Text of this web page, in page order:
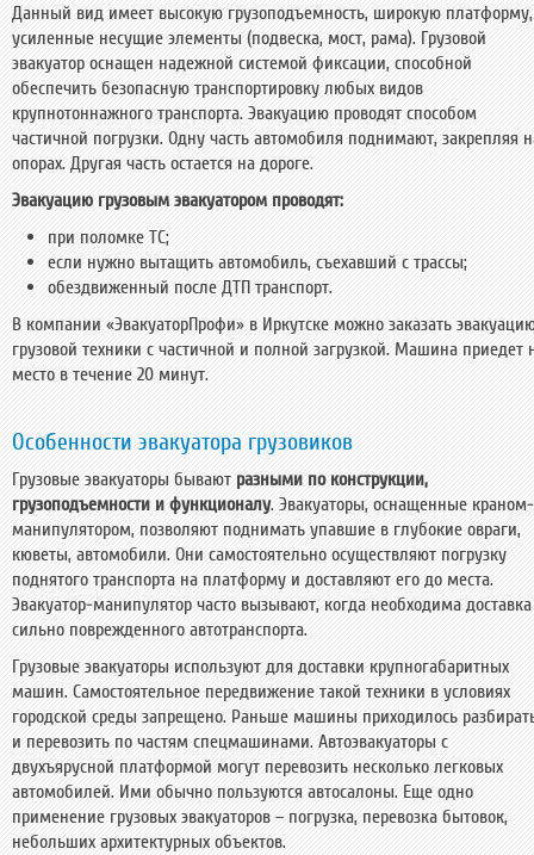
Данный вид имеет высокую грузоподъемность, широкую платформу,
усиленные несущие элементы (подвеска, мост, рама). Грузовой
эвакуатор оснащен надежной системой фиксации, способной
обеспечить безопасную транспортировку любых видов
крупнотоннажного транспорта. Эвакуацию проводят способом
частичной погрузки. Одну часть автомобиля поднимают, закрепляя
опорах. Другая часть остается на дороге.
Эвакуацию грузовым эвакуатором проводят:
при поломке ТС;
если нужно вытащить автомобиль, съехавший с трассы;
обездвиженный после ДТП транспорт.
В компании «ЭвакуаторПрофи» в Иркутске можно заказать
грузовой техники с частичной и полной загрузкой. Машина приедет
место в течение 20 минут.
Особенности эвакуатора грузовиков
Грузовые эвакуаторы бывают разными по конструкции,
грузоподъемности и функционалу. Эвакуаторы, оснащенные краном-
манипулятором, позволяют поднимать упавшие в глубокие овраги,
кюветы, автомобили. Они самостоятельно осуществляют погрузку
поднятого транспорта на платформу и доставляют его до места.
Эвакуатор-манипулятор часто вызывают, когда необходима доставка
сильно поврежденного автотранспорта.
Грузовые эвакуаторы используют для доставки крупногабаритных
машин. Самостоятельное передвижение такой техники в условиях
городской среды запрещено. Раньше машины приходилось
и перевозить по частям спецмашинами. Автоэвакуаторы с
двухъярусной платформой могут перевозить несколько легковых
автомобилей. Ими обычно пользуются автосалоны. Еще одно
применение грузовых эвакуаторов – погрузка, перевозка бытовок,
небольших архитектурных объектов.